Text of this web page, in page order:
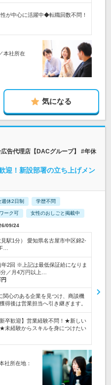
が中心に活躍中◆転職回数不問！
本社所在
気になる
告代理店【DACグループ】 #年休
迎！新設部署の立ち上げメン
週休2日制 学歴不問
ーク可 女性のおしごと掲載中
09/24
駅1分） 愛知県名古屋市中区錦2-
2回 ※上記は最低保証給になりま
／月4万円以上…
関心のある企業を見つけ、商談機
得後は営業担当へ引き継ぎます。
卒歓迎】営業経験不問！★新しい
未経験からスキルを身につけたい
社所在地：